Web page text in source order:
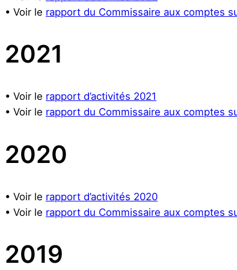
• Voir le rapport du Commissaire aux comptes
2021
• Voir le rapport d’activités 2021
• Voir le rapport du Commissaire aux comptes
2020
• Voir le rapport d’activités 2020
• Voir le rapport du Commissaire aux comptes
2019